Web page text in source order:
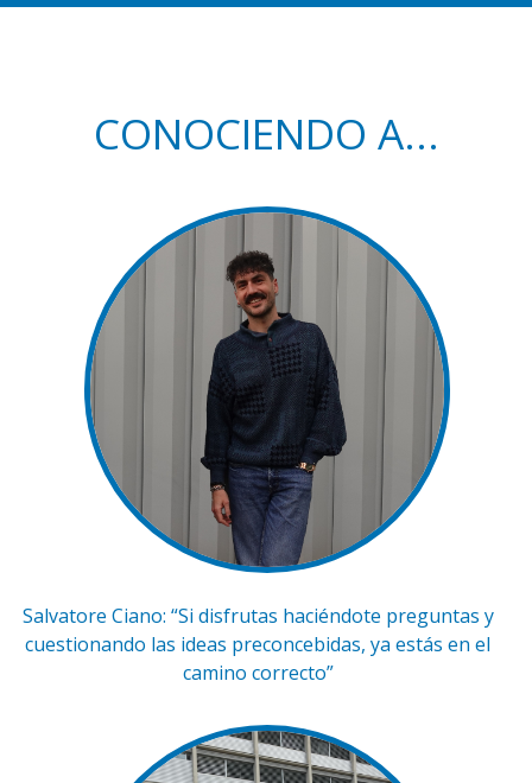
CONOCIENDO A...
Salvatore Ciano: “Si disfrutas haciéndote preguntas y
cuestionando las ideas preconcebidas, ya estás en el
camino correcto”